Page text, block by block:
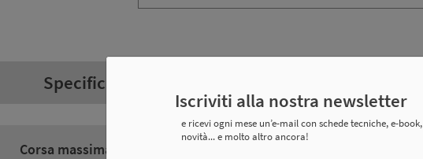
Specifiche tecniche
Corsa massima
Iscriviti alla nostra newsletter
e ricevi ogni mese un’e-mail con schede tecniche, e-book,
novità... e molto altro ancora!